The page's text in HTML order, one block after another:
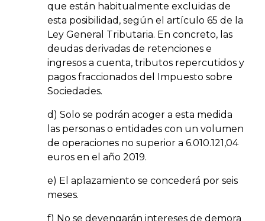
que están habitualmente excluidas de
esta posibilidad, según el artículo 65 de la
Ley General Tributaria. En concreto, las
deudas derivadas de retenciones e
ingresos a cuenta, tributos repercutidos y
pagos fraccionados del Impuesto sobre
Sociedades.
d) Solo se podrán acoger a esta medida
las personas o entidades con un volumen
de operaciones no superior a 6.010.121,04
euros en el año 2019.
e) El aplazamiento se concederá por seis
meses.
f) No se devengarán intereses de demora